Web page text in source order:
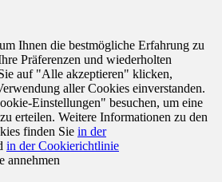
Ihnen die bestmögliche Erfahrung zu
Präferenzen und wiederholten
auf "Alle akzeptieren" klicken,
aller Cookies einverstanden.
Einstellungen" besuchen, um eine
erteilen. Weitere Informationen zu den
finden Sie in der
in der Cookierichtlinie
annehmen